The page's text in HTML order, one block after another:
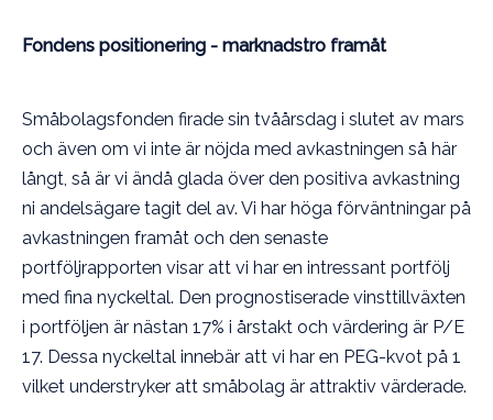
Fondens positionering - marknadstro framåt
Småbolagsfonden firade sin tvåårsdag i slutet av mars
och även om vi inte är nöjda med avkastningen så här
långt, så är vi ändå glada över den positiva avkastning
ni andelsägare tagit del av. Vi har höga förväntningar på
avkastningen framåt och den senaste
portföljrapporten visar att vi har en intressant portfölj
med fina nyckeltal. Den prognostiserade vinsttillväxten
i portföljen är nästan 17% i årstakt och värdering är P/E
17. Dessa nyckeltal innebär att vi har en PEG-kvot på 1
vilket understryker att småbolag är attraktiv värderade.